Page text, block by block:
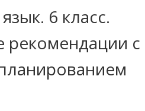
6 класс.
рекомендации с